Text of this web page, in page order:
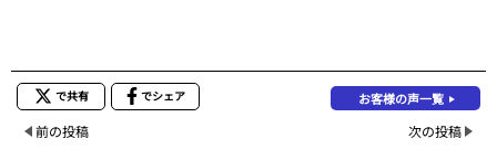
で共有 でシェア お客様の声一覧
前の投稿 次の投稿